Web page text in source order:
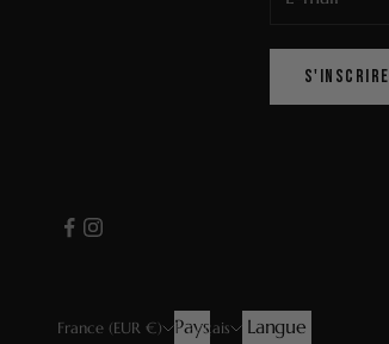
S'INSCRIRE
France (EUR €) Pays
Français Langue